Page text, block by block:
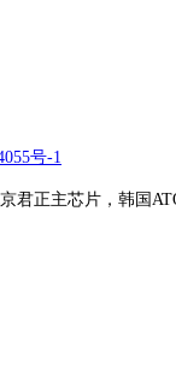
号-1
正主芯片，韩国